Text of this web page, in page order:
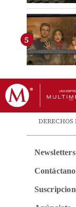
DERECHOS
Newsletters